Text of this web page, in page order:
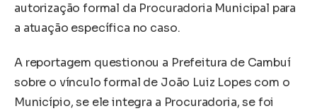
autorização formal da Procuradoria Municipal para
a atuação específica no caso.
A reportagem questionou a Prefeitura de Cambuí
sobre o vínculo formal de João Luiz Lopes com o
Município, se ele integra a Procuradoria, se foi